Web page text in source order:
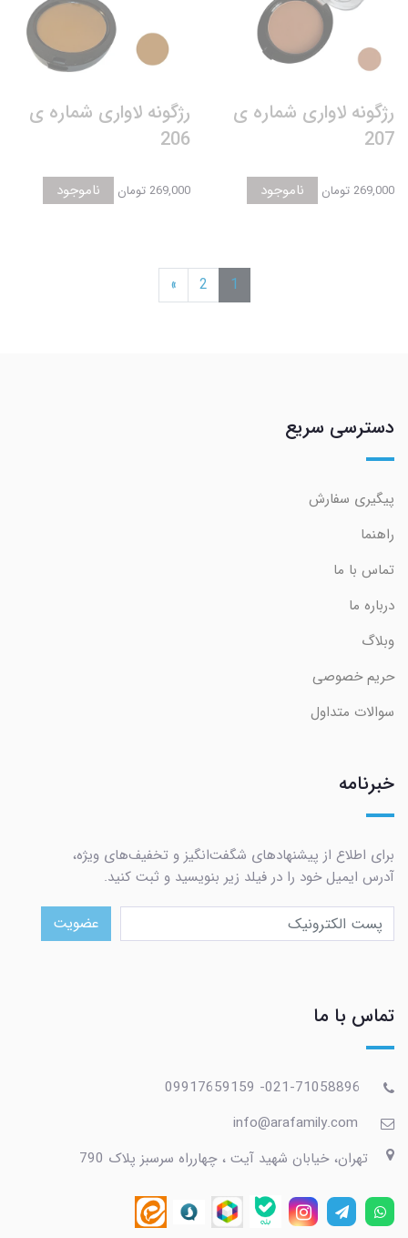
رژگونه لاواری شماره ی
207
269,000 تومان ناموجود
رژگونه لاواری شماره ی
206
269,000 تومان ناموجود
1
2
»
دسترسی سریع
پیگیری سفارش
راهنما
تماس با ما
درباره ما
وبلاگ
حریم خصوصی
سوالات متداول
خبرنامه
برای اطلاع از پیشنهادهای شگفت‌انگیز و تخفیف‌های ویژه،
آدرس ایمیل خود را در فیلد زیر بنویسید و ثبت کنید.
عضویت
تماس با ما
تهران، خیابان شهید آیت ، چهارراه سرسبز پلاک 790